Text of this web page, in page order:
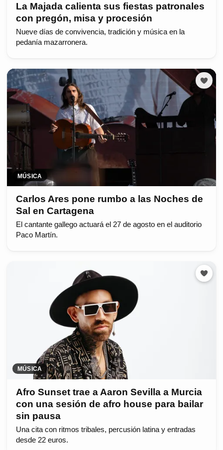
La Majada calienta sus fiestas patronales
con pregón, misa y procesión
Nueve días de convivencia, tradición y música en la
pedanía mazarronera.
MÚSICA
Carlos Ares pone rumbo a las Noches de
Sal en Cartagena
El cantante gallego actuará el 27 de agosto en el auditorio
Paco Martín.
MÚSICA
Afro Sunset trae a Aaron Sevilla a Murcia
con una sesión de afro house para bailar
sin pausa
Una cita con ritmos tribales, percusión latina y entradas
desde 22 euros.